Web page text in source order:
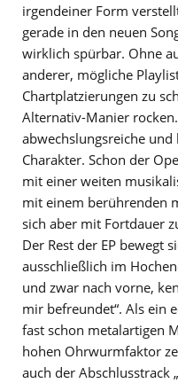
irgendeiner Form
gerade in den neuen
wirklich spürbar. Ohne
anderer, mögliche
Chartplatzierungen zu
Alternativ-Manier
abwechslungsreiche
Charakter. Schon der
mit einer weiten
mit einem berührenden
sich aber mit Fortdauer
Der Rest der EP bewegt
ausschließlich im
und zwar nach vorne,
mir befreundet“. Als ein
fast schon metalartigen
hohen Ohrwurmfaktor
auch der Abschlusstrack